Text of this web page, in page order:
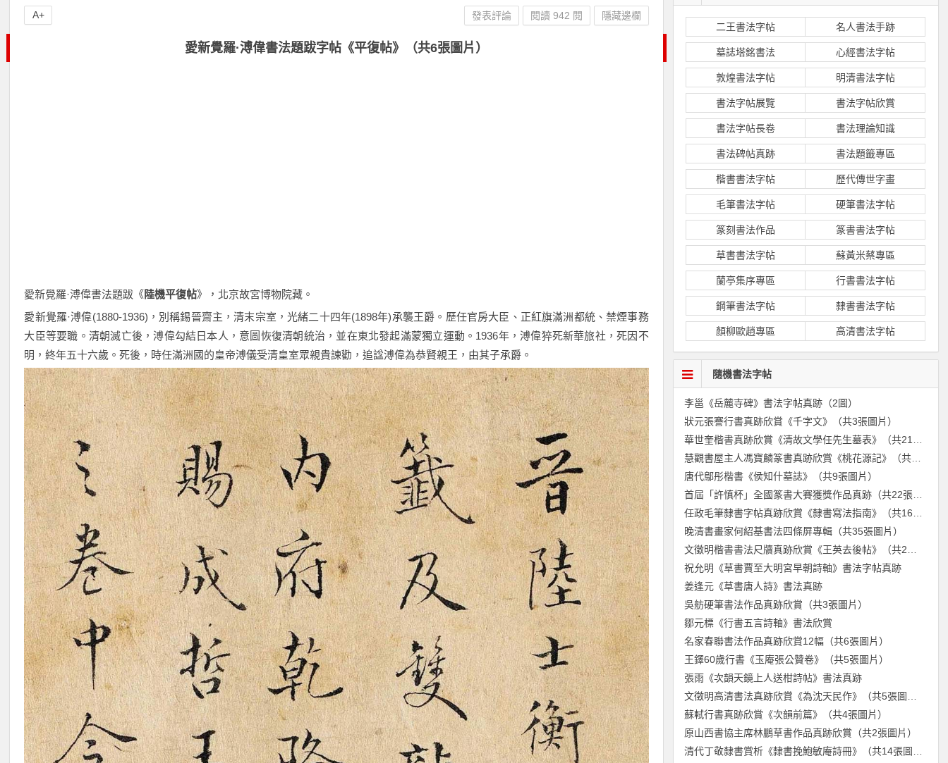
愛新覺羅·溥偉書法題跋字帖《平復帖》（共6張圖片）
愛新覺羅·溥偉書法題跋《 陸機平復帖》，北京故宮博物院藏。
愛新覺羅·溥偉(1880-1936)，別稱錫晉齋主，清末宗室，光緒二十四年(1898年)承襲王爵。歷任官房大臣、正紅旗滿洲都統、禁煙事務
大臣等要職。清朝滅亡後，溥偉勾結日本人，意圖恢復清朝統治，並在東北發起滿蒙獨立運動。1936年，溥偉猝死新華旅社，死因不
明，終年五十六歲。死後，時任滿洲國的皇帝溥儀受清皇室眾親貴諫勸，追諡溥偉為恭賢親王，由其子承爵。
發表評論 閱讀 942 閱 隱藏邊欄
A+
二王書法字帖 名人書法手跡
墓誌塔銘書法 心經書法字帖
敦煌書法字帖 明清書法字帖
書法字帖展覽 書法字帖欣賞
書法字帖長卷 書法理論知識
書法碑帖真跡 書法題籤專區
楷書書法字帖 歷代傳世字畫
毛筆書法字帖 硬筆書法字帖
篆刻書法作品 篆書書法字帖
草書書法字帖 蘇黃米蔡專區
蘭亭集序專區 行書書法字帖
鋼筆書法字帖 隸書書法字帖
顏柳歐趙專區 高清書法字帖
隨機書法字帖
李邕《岳麓寺碑》書法字帖真跡（2圖）
狀元張謇行書真跡欣賞《千字文》（共3張圖片）
慧觀書屋主人馮寶麟篆書真跡欣賞《桃花源記》（共3張圖片）
唐代鄔彤楷書《侯知什墓誌》（共9張圖片）
首屆「許慎杯」全國篆書大賽獲獎作品真跡（共22張圖片）
晚清書畫家何紹基書法四條屏專輯（共35張圖片）
祝允明《草書賈至大明宮早朝詩軸》書法字帖真跡
姜逢元《草書唐人詩》書法真跡
吳舫硬筆書法作品真跡欣賞（共3張圖片）
鄒元標《行書五言詩軸》書法欣賞
名家春聯書法作品真跡欣賞12幅（共6張圖片）
王鐸60歲行書《玉庵張公贊卷》（共5張圖片）
張雨《次韻天鏡上人送柑詩帖》書法真跡
蘇軾行書真跡欣賞《次韻前篇》（共4張圖片）
原山西書協主席林鵬草書作品真跡欣賞（共2張圖片）